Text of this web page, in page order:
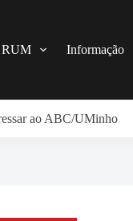
RUM Informação
ao ABC/UMinho